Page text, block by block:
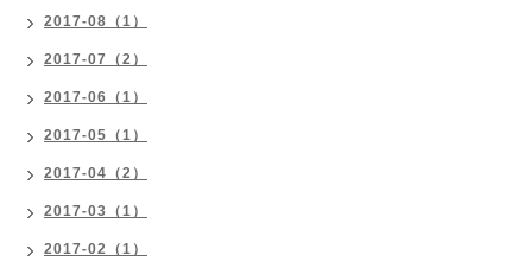
2017-08（1）
2017-07（2）
2017-06（1）
2017-05（1）
2017-04（2）
2017-03（1）
2017-02（1）